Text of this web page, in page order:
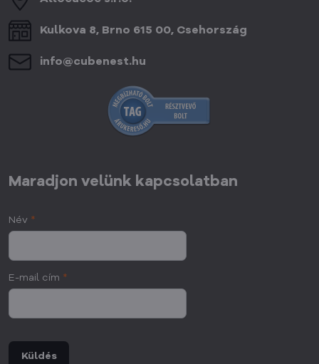
Kulkova 8, Brno 615 00, Csehország
info​@cubenest​.hu
Maradjon velünk kapcsolatban
Név *
E-mail cím *
Küldés